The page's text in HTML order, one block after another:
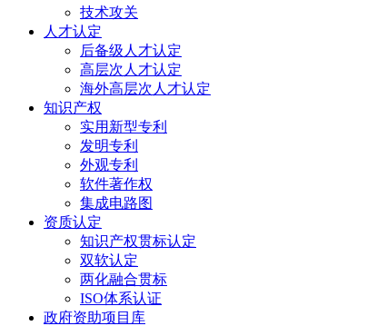
技术攻关
人才认定
后备级人才认定
高层次人才认定
海外高层次人才认定
知识产权
实用新型专利
发明专利
外观专利
软件著作权
集成电路图
资质认定
知识产权贯标认定
双软认定
两化融合贯标
ISO体系认证
政府资助项目库